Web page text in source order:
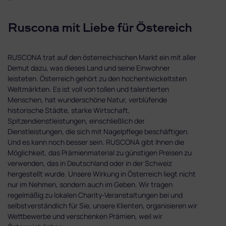
Ruscona mit Liebe für Östereich
RUSCONA trat auf den österreichischen Markt ein mit aller
Demut dazu, was dieses Land und seine Einwohner
leisteten. Österreich gehört zu den hochentwickeltsten
Weltmärkten. Es ist voll von tollen und talentierten
Menschen, hat wunderschöne Natur, verblüfende
historische Städte, starke Wirtschaft,
Spitzendienstleistungen, einschließlich der
Dienstleistungen, die sich mit Nagelpflege beschäftigen.
Und es kann noch besser sein. RUSCONA gibt Ihnen die
Möglichkeit, das Prämienmaterial zu günstigen Preisen zu
verwenden, das in Deutschland oder in der Schweiz
hergestellt wurde. Unsere Wirkung in Österreich liegt nicht
nur im Nehmen, sondern auch im Geben. Wir tragen
regelmäßig zu lokalen Charity-Veranstaltungen bei und
selbstverständlich für Sie, unsere Klienten, organisieren wir
Wettbewerbe und verschenken Prämien, weil wir